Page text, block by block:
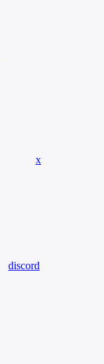
x
discord